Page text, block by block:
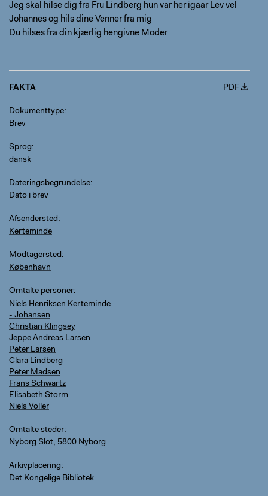
Jeg skal hilse dig fra Fru Lindberg hun var her igaar Lev vel
Johannes og hils dine Venner fra mig
Du hilses fra din kjærlig hengivne Moder
FAKTA PDF
Dokumenttype
Brev
Sprog
dansk
Dateringsbegrundelse
Dato i brev
Afsendersted
Kerteminde
Modtagersted
København
Omtalte personer
Niels Henriksen Kerteminde
- Johansen
Christian Klingsey
Jeppe Andreas Larsen
Peter Larsen
Clara Lindberg
Peter Madsen
Frans Schwartz
Elisabeth Storm
Niels Voller
Omtalte steder
Nyborg Slot, 5800 Nyborg
Arkivplacering
Det Kongelige Bibliotek